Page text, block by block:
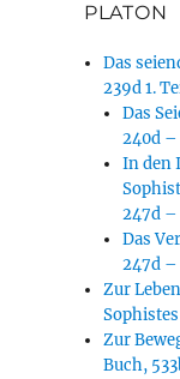
PLATON
Das
239d 1.
Das
240d –
In den
247d –
Das
247d –
Zur
Zur
Buch,